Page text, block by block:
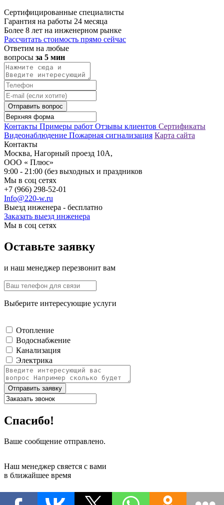
Сертифицированные специалисты
Гарантия на работы 24 месяца
Более 8 лет на инженерном рынке
Рассчитать стоимость прямо сейчас
Ответим на любые
вопросы за 5 мин
Отправить вопрос
Контакты Примеры работ Отзывы клиентов Сертификаты
Видеонаблюдение Пожарная сигнализация Карта сайта
Контакты
Москва, Нагорный проезд 10А,
ООО « Плюс»
9:00 - 21:00 (без выходных и праздников
Мы в соц сетях
+7 (966) 298-52-01
Info@220-w.ru
Выезд инженера - бесплатно
Заказать выезд инженера
Мы в соц сетях
Оставьте заявку
и наш менеджер перезвонит вам
Выберите интересующие услуги
Отопление
Водоснабжение
Канализация
Электрика
Отправить заявку
Спасибо!
Ваше сообщение отправлено.
Наш менеджер свяется с вами
в ближайшее время